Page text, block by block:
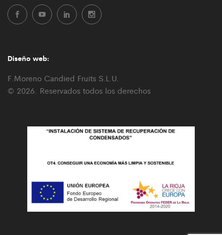
Diseño web:
F.Moreno Candied Fruits S.L.U.
© 2026. Reservados todos los derechos